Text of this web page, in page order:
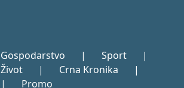
Gospodarstvo | Sport
|
Život | Crna Kronika
|
| Promo